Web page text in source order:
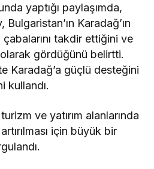
yaptığı paylaşımda,
Karadağ’ın
takdir ettiğini ve
gördüğünü belirtti.
Karadağ’a güçlü desteğini
kullandı.
ve yatırım alanlarında
için büyük bir